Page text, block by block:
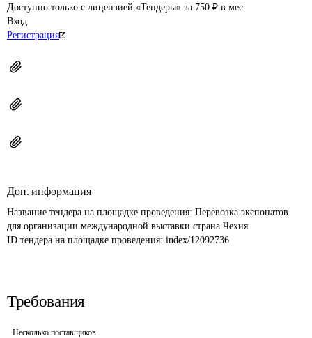
Доступно только с лицензией «Тендеры» за 750 ₽ в мес
Вход
Регистрация
Доп. информация
Название тендера на площадке проведения: Перевозка экспонатов
для организации международной выставки страна Чехия
ID тендера на площадке проведения: index/12092736
Требования
Несколько поставщиков